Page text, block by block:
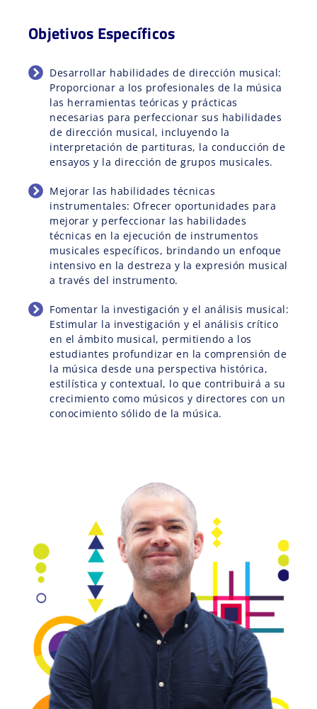
Objetivos Específicos
Desarrollar habilidades de dirección musical:
Proporcionar a los profesionales de la música
las herramientas teóricas y prácticas
necesarias para perfeccionar sus habilidades
de dirección musical, incluyendo la
interpretación de partituras, la conducción de
ensayos y la dirección de grupos musicales.
Mejorar las habilidades técnicas
instrumentales: Ofrecer oportunidades para
mejorar y perfeccionar las habilidades
técnicas en la ejecución de instrumentos
musicales específicos, brindando un enfoque
intensivo en la destreza y la expresión musical
a través del instrumento.
Fomentar la investigación y el análisis musical:
Estimular la investigación y el análisis crítico
en el ámbito musical, permitiendo a los
estudiantes profundizar en la comprensión de
la música desde una perspectiva histórica,
estilística y contextual, lo que contribuirá a su
crecimiento como músicos y directores con un
conocimiento sólido de la música.